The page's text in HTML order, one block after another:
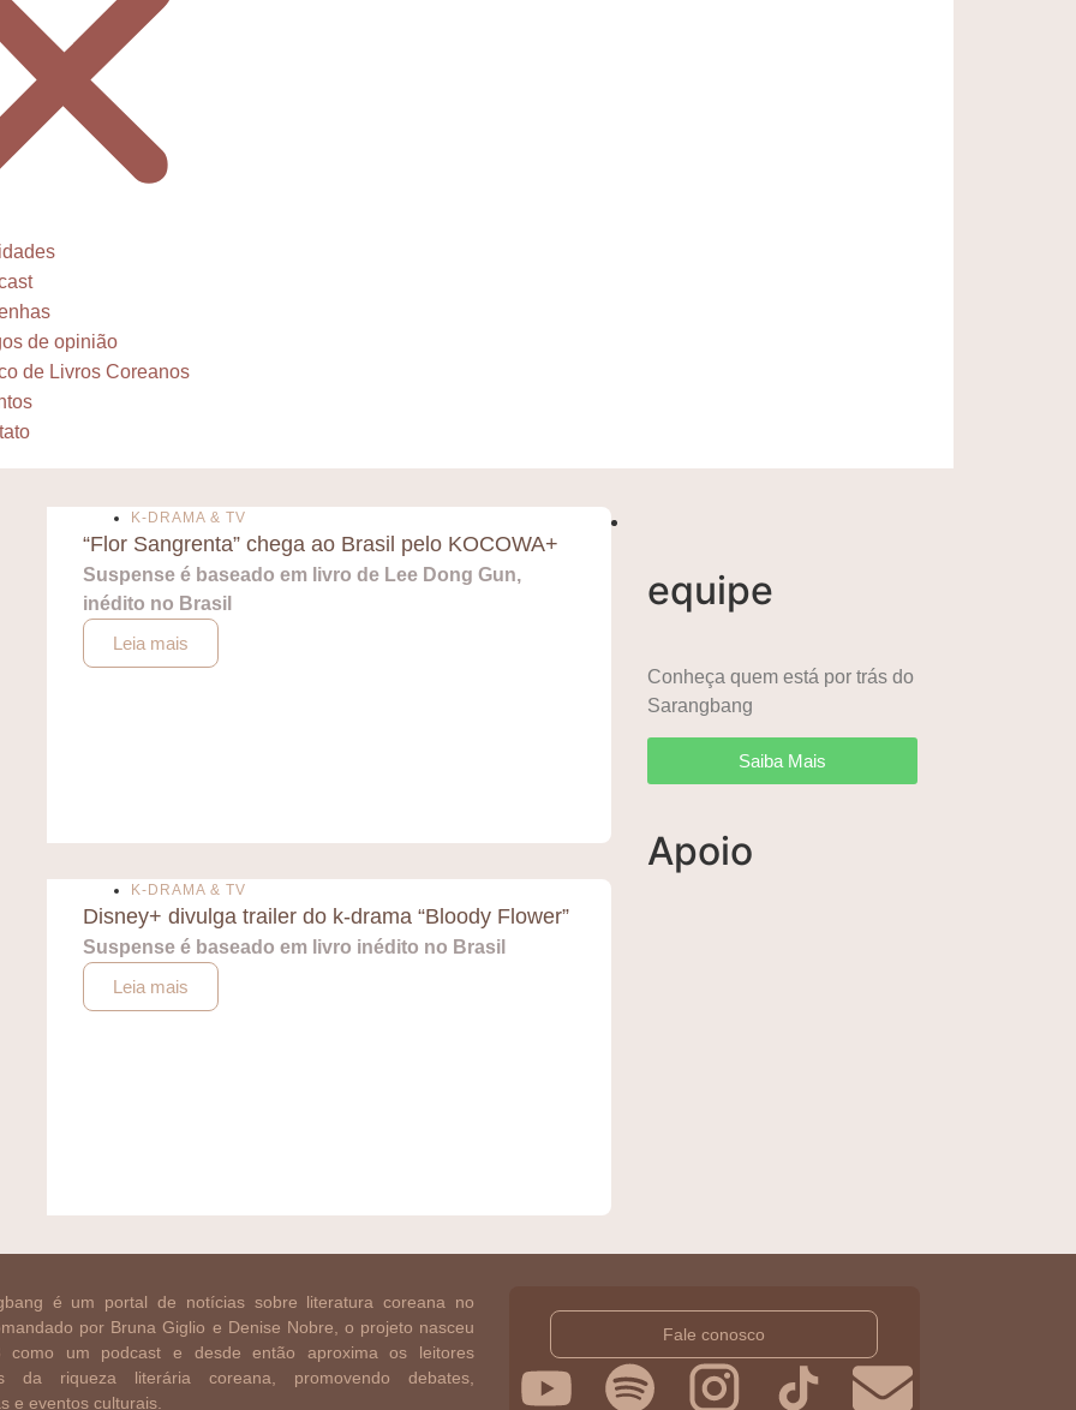
de opinião
de Livros Coreanos
K-DRAMA & TV
“Flor Sangrenta” chega ao Brasil pelo KOCOWA+
Suspense é baseado em livro de Lee Dong Gun,
inédito no Brasil
Leia mais
K-DRAMA & TV
Disney+ divulga trailer do k-drama “Bloody Flower”
Suspense é baseado em livro inédito no Brasil
Leia mais
equipe
Conheça quem está por trás do
Sarangbang
Saiba Mais
Apoio
é um portal de notícias sobre literatura coreana no
por Bruna Giglio e Denise Nobre, o projeto nasceu
como um podcast e desde então aproxima os leitores
da riqueza literária coreana, promovendo debates,
e eventos culturais.
Fale conosco